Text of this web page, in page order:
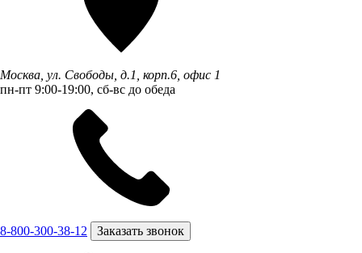
Москва, ул. Свободы, д.1, корп.6, офис 1
пн-пт 9:00-19:00, сб-вс до обеда
8-800-300-38-12 Заказать звонок